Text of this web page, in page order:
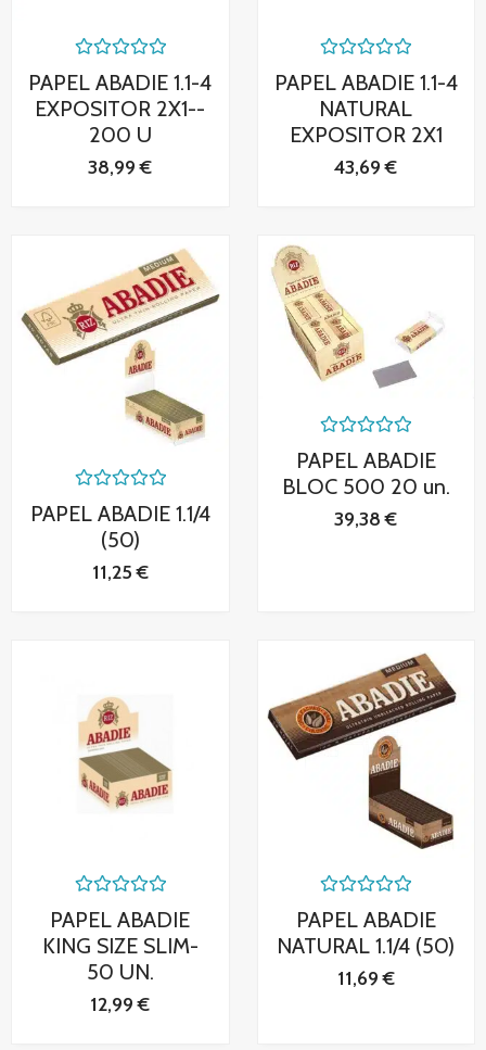
con
0
de
PAPEL ABADIE 1.1-4
EXPOSITOR 2X1--
200 U
38,99€
con
0
de
5
PAPEL ABADIE 1.1-4
NATURAL
EXPOSITOR 2X1
43,69€
con
PAPEL ABADIE 1.1/4
(50)
11,25€
con
0
de
PAPEL ABADIE
BLOC 500 20 un.
39,38€
con
0
de
PAPEL ABADIE
KING SIZE SLIM-
50 UN.
12,99€
con
0
de
PAPEL ABADIE
NATURAL 1.1/4 (50)
11,69€